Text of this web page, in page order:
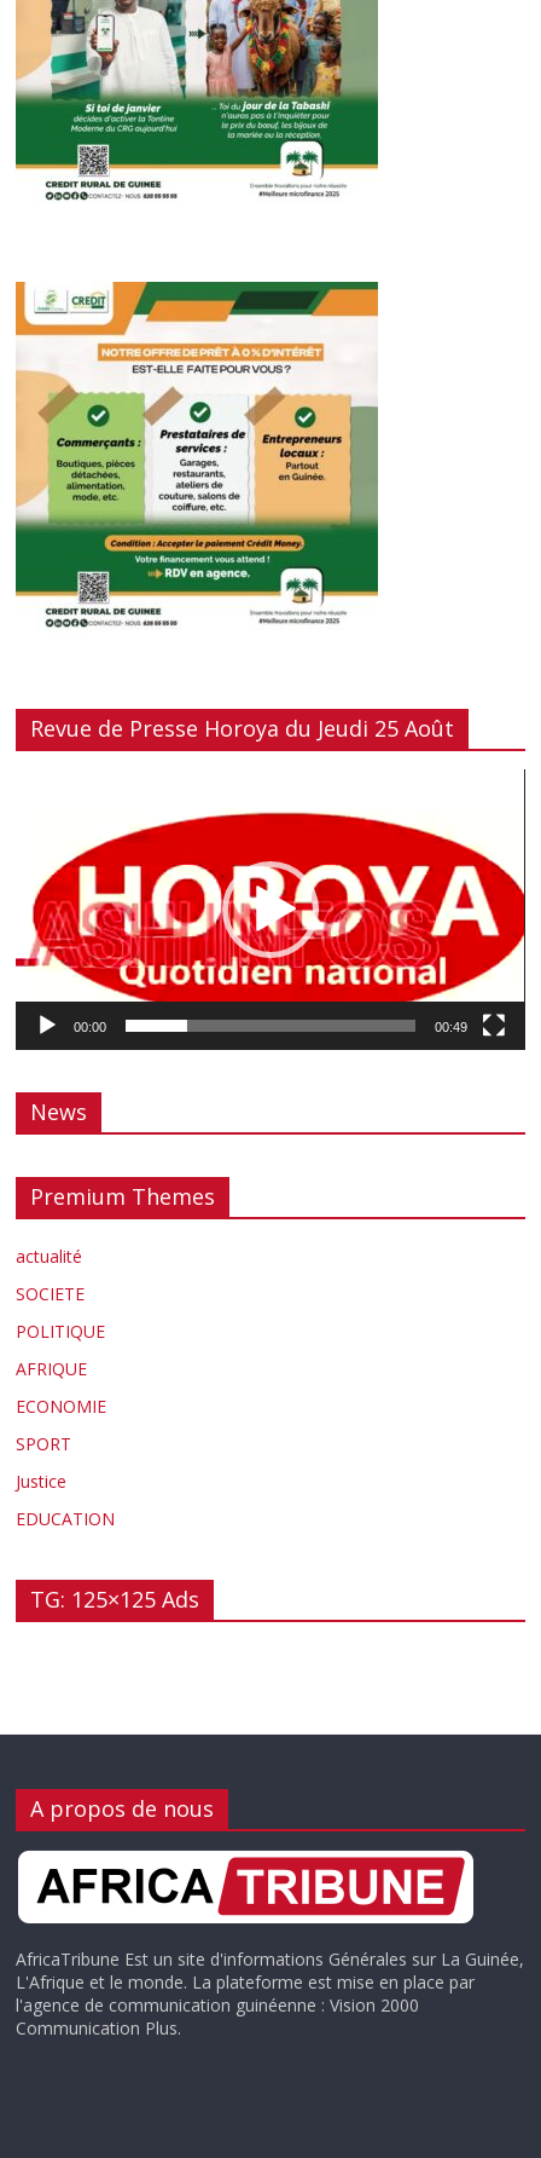
Revue de Presse Horoya du Jeudi 25 Août
00:00 00:49
News
Premium Themes
actualité
SOCIETE
POLITIQUE
AFRIQUE
ECONOMIE
SPORT
Justice
EDUCATION
TG: 125×125 Ads
A propos de nous
AfricaTribune Est un site d'informations Générales sur La Guinée,
L'Afrique et le monde. La plateforme est mise en place par
l'agence de communication guinéenne : Vision 2000
Communication Plus.